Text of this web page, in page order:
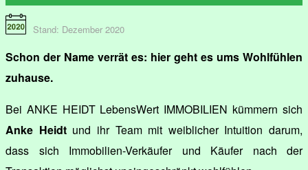
Stand: Dezember 2020
Schon der Name verrät es: hier geht es ums Wohlfühlen
zuhause.
Bei ANKE HEIDT LebensWert IMMOBILIEN kümmern sich
Anke Heidtund ihr Team mit weiblicher Intuition darum,
dass sich Immobilien-Verkäufer und Käufer nach der